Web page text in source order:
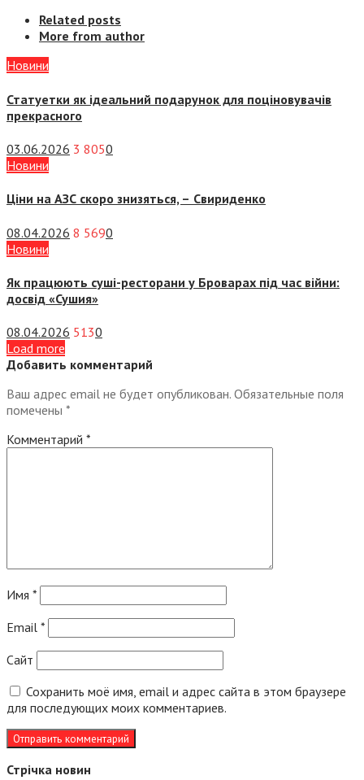
Related posts
More from author
Новини
Статуетки як ідеальний подарунок для поціновувачів
прекрасного
03.06.2026 3 8050
Новини
Ціни на АЗС скоро знизяться, – Свириденко
08.04.2026 8 5690
Новини
Як працюють суші-ресторани у Броварах під час війни:
досвід «Сушия»
08.04.2026 5130
Load more
Добавить комментарий
Ваш адрес email не будет опубликован. Обязательные поля
помечены *
Комментарий *
Имя *
Email *
Сайт
Сохранить моё имя, email и адрес сайта в этом браузере
для последующих моих комментариев.
Стрічка новин